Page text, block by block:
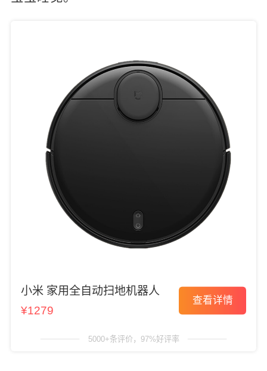
小米 家用全自动扫地机器人
¥1279
查看详情
5000+条评价，97%好评率